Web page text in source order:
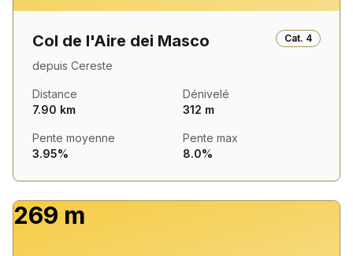
Col de l'Aire dei Masco Cat. 4
depuis Cereste
Distance
7.90 km
Dénivelé
312 m
Pente moyenne
3.95%
Pente max
8.0%
269 m